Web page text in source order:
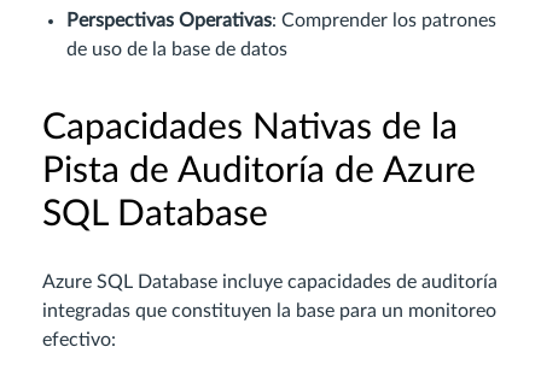
Perspectivas Operativas: Comprender los patrones
de uso de la base de datos
Capacidades Nativas de la
Pista de Auditoría de Azure
SQL Database
Azure SQL Database incluye capacidades de auditoría
integradas que constituyen la base para un monitoreo
efectivo: